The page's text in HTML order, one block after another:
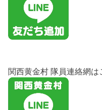
関西黄金村 隊員連絡網は